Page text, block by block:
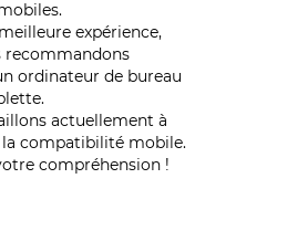
expérience,
recommandons
ordinateur de bureau
actuellement à
compatibilité mobile.
compréhension !